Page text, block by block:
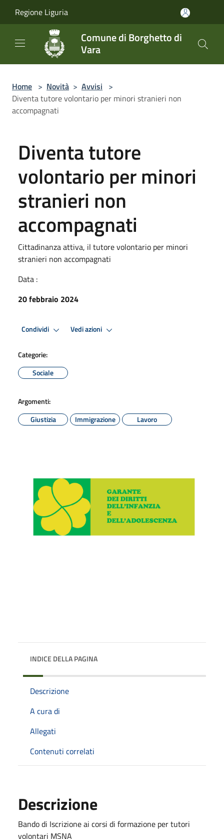
Regione Liguria
Comune di Borghetto di
Vara
Home > Novità > Avvisi >
Diventa tutore volontario per minori stranieri non
accompagnati
Diventa tutore
volontario per minori
stranieri non
accompagnati
Cittadinanza attiva, il tutore volontario per minori
stranieri non accompagnati
Data :
20 febbraio 2024
Condividi Vedi azioni
Categorie:
Sociale
Argomenti:
Giustizia
Immigrazione Lavoro
INDICE DELLA PAGINA
Descrizione
A cura di
Allegati
Contenuti correlati
Descrizione
Bando di Iscrizione ai corsi di formazione per tutori
volontari MSNA